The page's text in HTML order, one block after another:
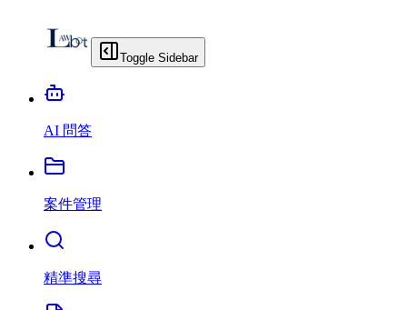
Toggle Sidebar
AI 問答
案件管理
精準搜尋